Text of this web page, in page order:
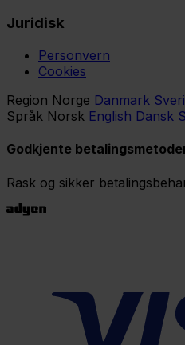
Juridisk
Personvern
Cookies
Region Norge Danmark
Språk Norsk English Dansk
Godkjente
Rask og sikker